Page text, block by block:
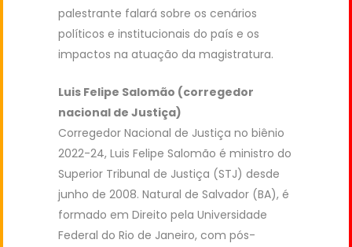
palestrante falará sobre os cenários
políticos e institucionais do país e os
impactos na atuação da magistratura.
Luis Felipe Salomão (corregedor
nacional de Justiça)
Corregedor Nacional de Justiça no biênio
2022-24, Luis Felipe Salomão é ministro do
Superior Tribunal de Justiça (STJ) desde
junho de 2008. Natural de Salvador (BA), é
formado em Direito pela Universidade
Federal do Rio de Janeiro, com pós-